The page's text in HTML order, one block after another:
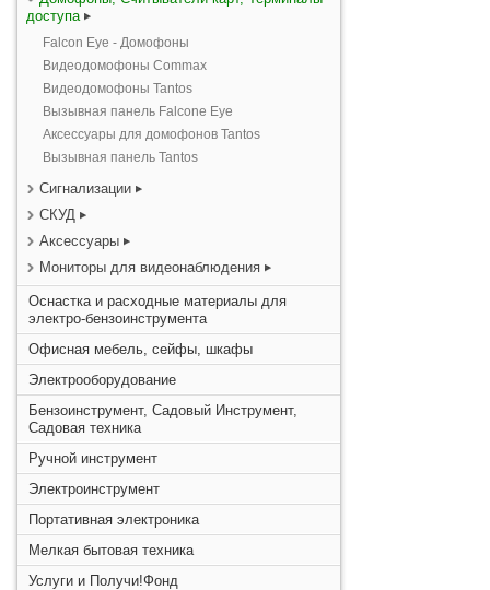
доступа
Falcon Eye - Домофоны
Видеодомофоны Commax
Видеодомофоны Tantos
Вызывная панель Falcone Eye
Аксессуары для домофонов Tantos
Вызывная панель Tantos
Сигнализации
СКУД
Аксессуары
Мониторы для видеонаблюдения
Оснастка и расходные материалы для
электро-бензоинструмента
Офисная мебель, сейфы, шкафы
Электрооборудование
Бензоинструмент, Садовый Инструмент,
Садовая техника
Ручной инструмент
Электроинструмент
Портативная электроника
Мелкая бытовая техника
Услуги и Получи!Фонд